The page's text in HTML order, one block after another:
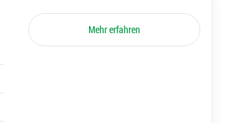
Mehr erfahren